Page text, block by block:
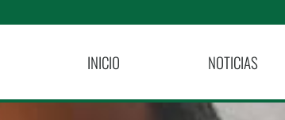
INICIO NOTICIAS